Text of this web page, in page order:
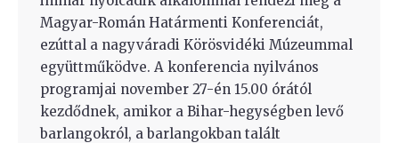
Magyar-Román Határmenti Konferenciát,
ezúttal a nagyváradi Körösvidéki Múzeummal
együttműködve. A konferencia nyilvános
programjai november 27-én 15.00 órától
kezdődnek, amikor a Bihar-hegységben levő
barlangokról, a barlangokban talált